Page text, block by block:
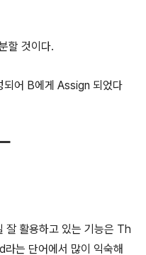
할 것이다.
되어 B에게 Assign 되었다
잘 활용하고 있는 기능은 Th
는 단어에서 많이 익숙해